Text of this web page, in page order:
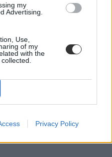
my
Advertising.
Use,
of my
with the
Privacy Policy
2022
2022
2022